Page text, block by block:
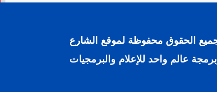
الحقوق محفوظة لموقع الشارع
عالم واحد للإعلام والبرمجيات